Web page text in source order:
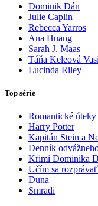
Dominik Dán
Julie Caplin
Rebecca Yarros
Ana Huang
Sarah J. Maas
Táňa Keleová
Lucinda Riley
Top série
Romantické úteky
Harry Potter
Kapitán Stein a
Denník
Krimi Dominika
Učím sa rozprávať
Duna
Smradi